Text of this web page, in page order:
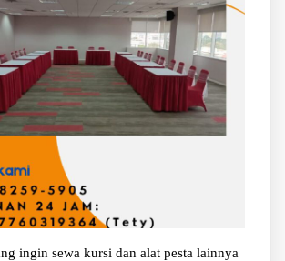
ingin sewa kursi dan alat pesta lainnya